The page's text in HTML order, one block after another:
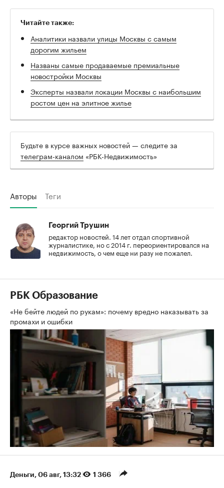
Читайте также:
Аналитики назвали улицы Москвы с самым
дорогим жильем
Названы самые продаваемые премиальные
новостройки Москвы
Эксперты назвали локации Москвы с наибольшим
ростом цен на элитное жилье
Будьте в курсе важных новостей — следите за
телеграм-каналом «РБК-Недвижимость»
Авторы Теги
Георгий Трушин
редактор новостей. 14 лет отдал спортивной
журналистике, но с 2014 г. переориентировался на
недвижимость, о чем еще ни разу не пожалел.
РБК Образование
«Не бейте людей по рукам»: почему вредно наказывать за
промахи и ошибки
Деньги 06 авг, 13:32 1 366